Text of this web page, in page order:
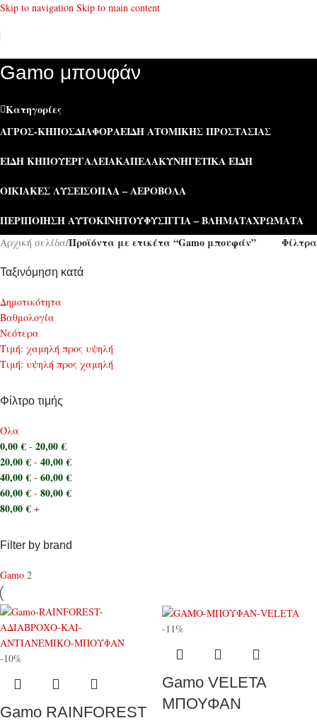
Skip to navigation Skip to main content
Gamo μπουφάν
Κατηγορίες
ΑΓΡΌΣ-ΚΉΠΟΣΔΙΆΦΟΡΑΕΊΔΗ ΑΤΟΜΙΚΉΣ ΠΡΟΣΤΑΣΊΑΣ
ΕΊΔΗ ΚΉΠΟΥΕΡΓΑΛΕΊΑΚΑΠΕΛΑΚΥΝΗΓΕΤΙΚΆ ΕΊΔΗ
ΟΙΚΙΑΚΈΣ ΛΎΣΕΙΣΌΠΛΑ – ΑΕΡΟΒΌΛΑ
ΠΕΡΙΠΟΊΗΣΗ ΑΥΤΟΚΙΝΉΤΟΥΦΥΣΊΓΓΙΑ – ΒΛΉΜΑΤΑΧΡΏΜΑΤΑ
Αρχική σελίδα/Προϊόντα με ετικέτα “Gamo μπουφάν” Φίλτρα
Ταξινόμηση κατά
Δημοτικότητα
Bαθμολογία
Νεότερα
Τιμή: χαμηλή προς υψηλή
Τιμή: υψηλή προς χαμηλή
Φίλτρο τιμής
Όλα
0,00€ - 20,00€
20,00€ - 40,00€
40,00€ - 60,00€
60,00€ - 80,00€
80,00€ +
Filter by brand
Gamo 2
-10%
Gamo RAINFOREST
-11%
Gamo VELETA
ΜΠΟΥΦΑΝ